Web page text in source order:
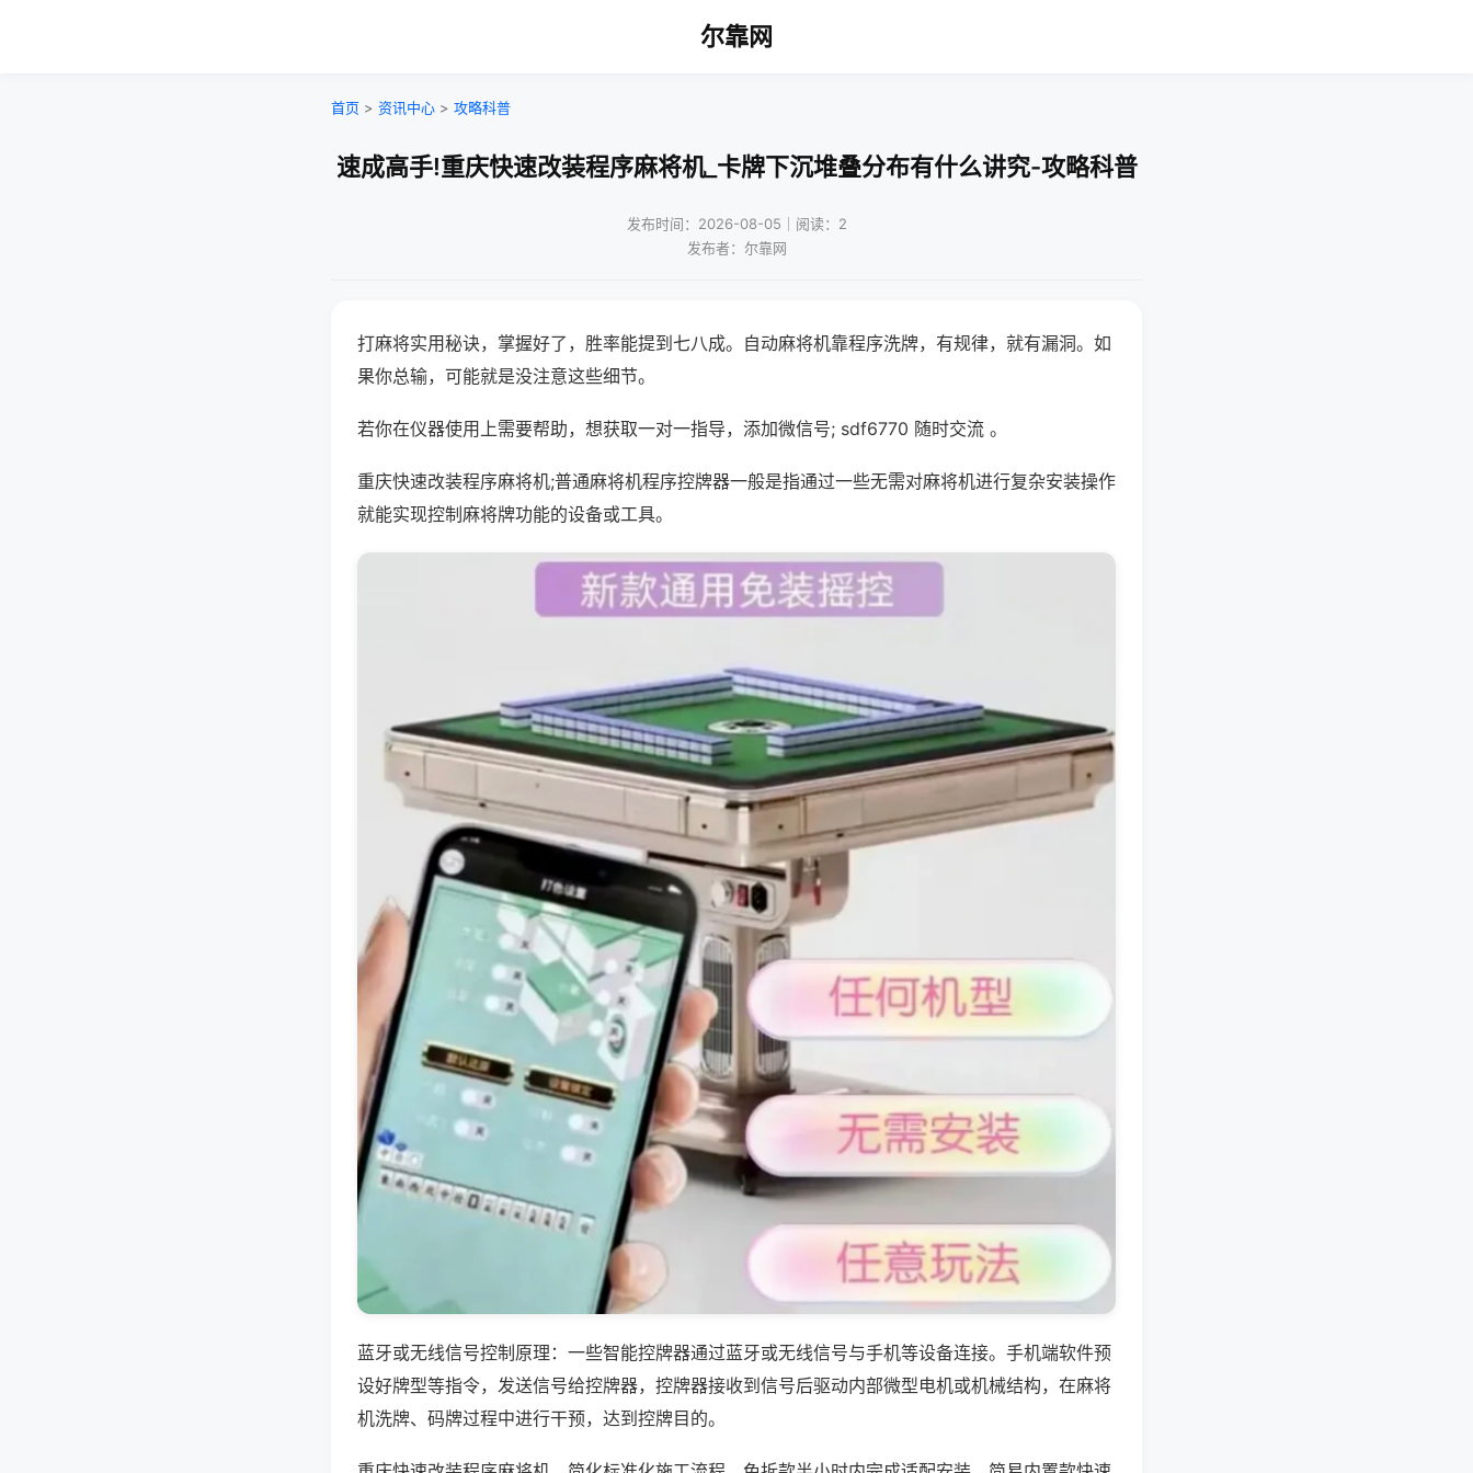
尔靠网
首页 > 资讯中心 > 攻略科普
速成高手!重庆快速改装程序麻将机_卡牌下沉堆叠分布有什么讲究-攻略科普
发布时间：2026-08-05｜阅读：2
发布者：尔靠网
打麻将实用秘诀，掌握好了，胜率能提到七八成。自动麻将机靠程序洗牌，有规律，就有漏洞。如
果你总输，可能就是没注意这些细节。
若你在仪器使用上需要帮助，想获取一对一指导，添加微信号; sdf6770 随时交流 。
重庆快速改装程序麻将机;普通麻将机程序控牌器一般是指通过一些无需对麻将机进行复杂安装操作
就能实现控制麻将牌功能的设备或工具。
蓝牙或无线信号控制原理：一些智能控牌器通过蓝牙或无线信号与手机等设备连接。手机端软件预
设好牌型等指令，发送信号给控牌器，控牌器接收到信号后驱动内部微型电机或机械结构，在麻将
机洗牌、码牌过程中进行干预，达到控牌目的。